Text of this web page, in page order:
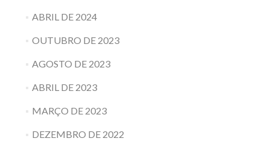
ABRIL DE 2024
OUTUBRO DE 2023
AGOSTO DE 2023
ABRIL DE 2023
MARÇO DE 2023
DEZEMBRO DE 2022